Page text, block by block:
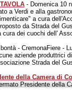
- Domenica 10
a Verdi e alla
a cura
da Strada del
dei cuochi dell'
- CremonaFiere -
aziende produttrici
Strada del
della Camera di
Presidente della